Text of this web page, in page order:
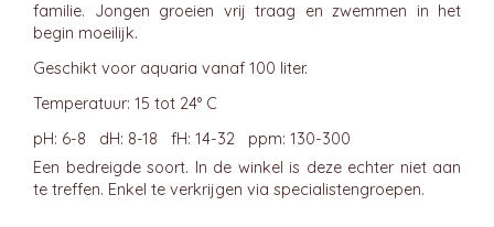
familie. Jongen groeien vrij traag en zwemmen in het
begin moeilijk.
Geschikt voor aquaria vanaf 100 liter.
Temperatuur: 15 tot 24° C
pH: 6-8 dH: 8-18 fH: 14-32 ppm: 130-300
Een bedreigde soort. In de winkel is deze echter niet aan
te treffen. Enkel te verkrijgen via specialistengroepen.